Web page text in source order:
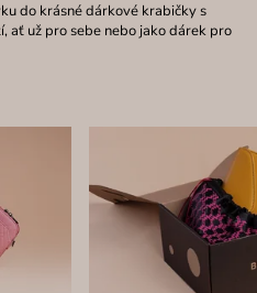
do krásné dárkové krabičky s
ať už pro sebe nebo jako dárek pro